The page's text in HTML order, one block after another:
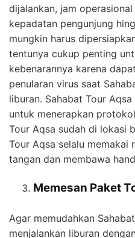
dijalankan, jam
kepadatan pengunjung
mungkin harus
tentunya cukup penting
kebenarannya karena
penularan virus saat
liburan. Sahabat Tour
untuk menerapkan
Tour Aqsa sudah di lokasi
Tour Aqsa selalu memakai
tangan dan membawa
Memesan Paket
Agar memudahkan
menjalankan liburan